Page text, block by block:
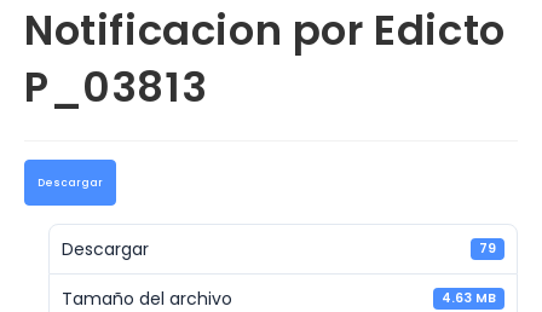
Notificacion por Edicto
P_03813
Descargar
Descargar 79
Tamaño del archivo 4.63 MB